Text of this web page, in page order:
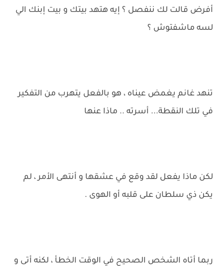
أفرض قالت لك ننفصل ؟ إيه هتهد بيتك و بيت إبنك الي
لسه ماشفتوش ؟
تنهد غانم يغمض عيناه ، هو بالفعل يتهرب من التفكير
في تلك النقطة... أسرته .. ماذا عنها
لكن ماذا يفعل لقد وقع في عشقها و أنتهى الأمر ، لم
يكن ذي سلطان على قلبه أو الهوى .
ربما أتاه الشخص الصحيح في الوقت الخطأ ، لكنه أتى و